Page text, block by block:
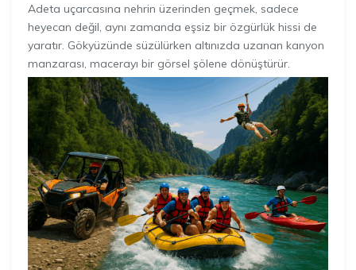
Adeta uçarcasına nehrin üzerinden geçmek, sadece
heyecan değil, aynı zamanda eşsiz bir özgürlük hissi de
yaratır. Gökyüzünde süzülürken altınızda uzanan kanyon
manzarası, macerayı bir görsel şölene dönüştürür.